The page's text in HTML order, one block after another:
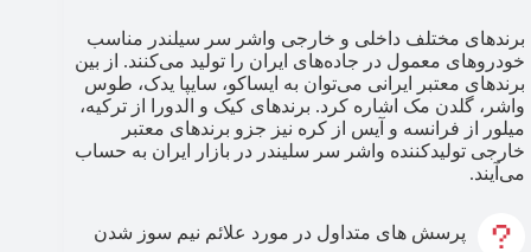
برندهای مختلف داخلی و خارجی واشر سر سیلندر مناسب
خودروهای معمول در جاده‌های ایران را تولید می‌کنند. از بین
برندهای معتبر ایرانی می‌توان به ایساکو، سایپا یدک، طوس
واشر، گلدن مک اشاره کرد. برندهای کیک و الدورا از ترکیه،
میلور از فرانسه و آیس از کره نیز جزو برندهای معتبر
خارجی تولیدکننده واشر سر سلیندر در بازار ایران به حساب
می‌آیند.
پرسش های متداول در مورد علائم نیم سوز شدن